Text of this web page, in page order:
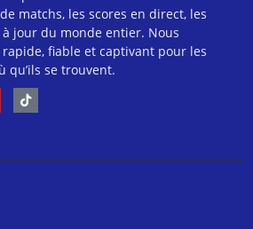
matchs, les scores en direct, les
jour du monde entier. Nous
fiable et captivant pour les
qu’ils se trouvent.